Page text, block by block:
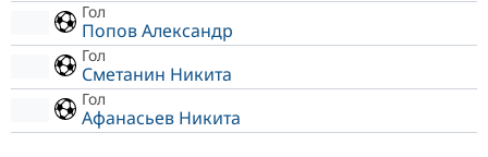
Гол
Попов Александр
Гол
Сметанин Никита
Гол
Афанасьев Никита